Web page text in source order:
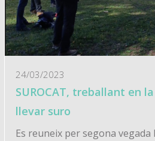
24/03/2023
SUROCAT, treballant en
llevar suro
Es reuneix per segona vegada